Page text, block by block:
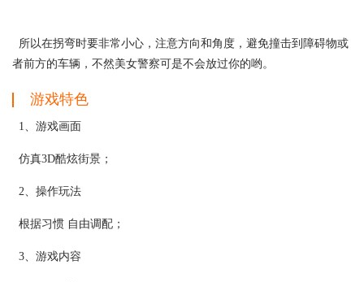
所以在拐弯时要非常小心，注意方向和角度，避免撞击到障碍物或
者前方的车辆，不然美女警察可是不会放过你的哟。
游戏特色
1、游戏画面
仿真3D酷炫街景；
2、操作玩法
根据习惯 自由调配；
3、游戏内容